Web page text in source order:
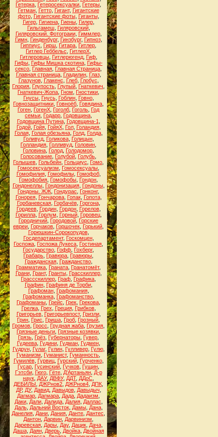
Гетерка Гетеросексуалки Гетеры
Гетман, Гетто, Гигант, Гигантские
фото, Гигантские фоты, Гиганты,
Гигер, Гигиена, Гиены, Гилер,
Гильгамеш
Гиляровский,
Гиляровский. Фотограии, Гиммлер,
Гимн, Гинденбург, Гинзбург, Гипноз,
Гиппиус
Гирш Гитара Гитлер
Гитлер Геббельс
ГитлерХ
Гитлеровцы, Гитлерюгенд, Гиф,
Гифы, Гифы Мишка скотина, Гифы-
сексо Главная Главная Страница
Главная страница, Гладилин, Глаз,
Глазунов, Глакенс Глеб, Глобус
Глория Глупость Глупый Гнаткевич
Гнаткевич-Жопа Гном Гностики
Гнусы, Гнусь, Гоблин, Говно,
Говнозащитники Говноёб Говядина
Гоген ГогенХ Гоголб Гоголь Год
семьи Годарр Годовщина
Годовщина Путина, Годовщина-1
Годой, Гойя, ГойяХ, Гол, Голандия,
Голая, Голая обезьяна, Голд, Голда,
Голивуд, Голикова, Голицын,
Голландия Голливуд Головин
Головина Голод Голодомор
Голосование Голубой Голубь
Голышев Гольбейн Гольциус Гомо
Гомосексуализм
Гомосексуалы
Гомофилия, Гомофилы, Гомофоб,
Гомофобия Гомофобы Гондон
Гондонеллы, Гондонизация, Гондоны,
Гондоны. ЖЖ Гондурас Гонконг,
Гонорея, Гончарова, Гопак, Гопота,
Горбаневская, Горбачёв, Горгона,
Гордеев, Гордин, Гордон, Горелов,
Горилла, Горлум Горный, Горовец,
Городничий Городовой Горские
евреи Горчаков Горшочек Горький
Горюшкин-Сорокопудов,
Госдепартамент, Госкомцен,
Госпожа Госпожа Лукеса Гостиная
Государство Гофф Гохберг,
Грабарь Гравюра Гравюры
Гражданская, Гражданство,
Грамматика Граната Гранатомёт,
Грани, Грант, Гранты, Грасскиллер,
Грассскиллер Граф Графика
Графин, Графиня де Торби,
Графоман, Графомания,
Графоманка, Графоманство,
Графоманы Грейс Грек Грекова
Грелка, Грех Греция, Грибков,
Григорьев, Григорьевпост, Гризли,
Грин Грис Гриша Гроб Грозный
Громов Гросс Грудная жаба Грузия
Грязные деньги Грязные козявки
Грязь Грёз Губернаторы Гувер
Гудеева, Гудини, Гудман, Гудмен,
Гудрун, Гулаг, Гулин, Гулливер, Гулю,
Гуманизм
Гуманист, Гуманность
Гумилёв, Гурвиц, Гурский, Гурченко,
Гусар Гусинский Гучков Гущин
Гэтсби, Гюго, Гёте, Д'Артаньян, Д-р
наук ДАУ, ДВФУ, ДДТ, ДДоС
ДЕБИЛЫ
ДЖРнов2 ДЖРнов4 ДПК
ДР, ДУ, Давид, Давыдов, Давыдыч
Дагмар Дагмара Дада Дадаизм
Даки, Дали, Далида, Далия, Даллас
Даль, Дальний Восток, Дамы, Дана,
Данелия Дани Дания Данте Дантес
Дантон Дарвин Дарвинизм
Даревская, Дары, Дау, Дацик, Дача,
Даша, Даян, Дверь, Двойка, Двойная